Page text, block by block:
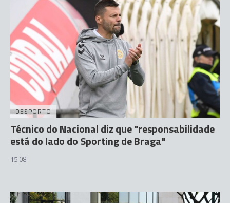
DESPORTO
Técnico do Nacional diz que "responsabilidade
está do lado do Sporting de Braga"
15:08